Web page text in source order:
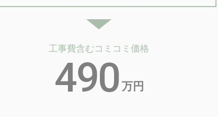
工事費含むコミコミ価格
490万円